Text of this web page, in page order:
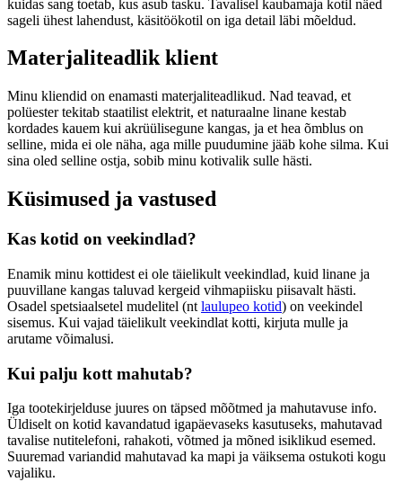
kuidas sang toetab, kus asub tasku. Tavalisel kaubamaja kotil näed
sageli ühest lahendust, käsitöökotil on iga detail läbi mõeldud.
Materjaliteadlik klient
Minu kliendid on enamasti materjaliteadlikud. Nad teavad, et
polüester tekitab staatilist elektrit, et naturaalne linane kestab
kordades kauem kui akrüülisegune kangas, ja et hea õmblus on
selline, mida ei ole näha, aga mille puudumine jääb kohe silma. Kui
sina oled selline ostja, sobib minu kotivalik sulle hästi.
Küsimused ja vastused
Kas kotid on veekindlad?
Enamik minu kottidest ei ole täielikult veekindlad, kuid linane ja
puuvillane kangas taluvad kergeid vihmapiisku piisavalt hästi.
Osadel spetsiaalsetel mudelitel (nt laulupeo kotid) on veekindel
sisemus. Kui vajad täielikult veekindlat kotti, kirjuta mulle ja
arutame võimalusi.
Kui palju kott mahutab?
Iga tootekirjelduse juures on täpsed mõõtmed ja mahutavuse info.
Üldiselt on kotid kavandatud igapäevaseks kasutuseks, mahutavad
tavalise nutitelefoni, rahakoti, võtmed ja mõned isiklikud esemed.
Suuremad variandid mahutavad ka mapi ja väiksema ostukoti kogu
vajaliku.